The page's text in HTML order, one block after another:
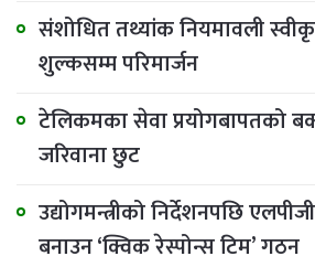
संशोधित तथ्यांक नियमावली
शुल्कसम्म परिमार्जन
टेलिकमका सेवा प्रयोगबापतको
जरिवाना छुट
उद्योगमन्त्रीको निर्देशनपछि
बनाउन ‘क्विक रेस्पोन्स टिम’ गठन